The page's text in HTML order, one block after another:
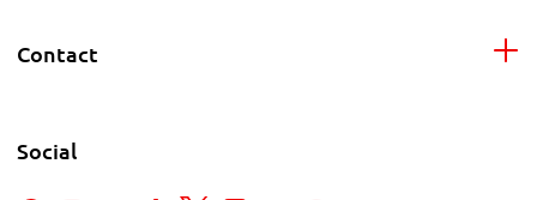
Contact
Social